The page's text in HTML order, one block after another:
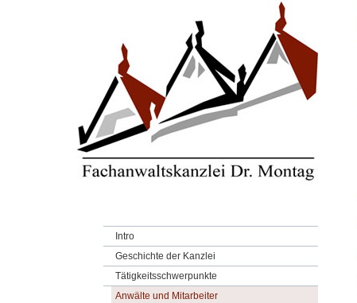
Intro
Geschichte der Kanzlei
Tätigkeitsschwerpunkte
Anwälte und Mitarbeiter